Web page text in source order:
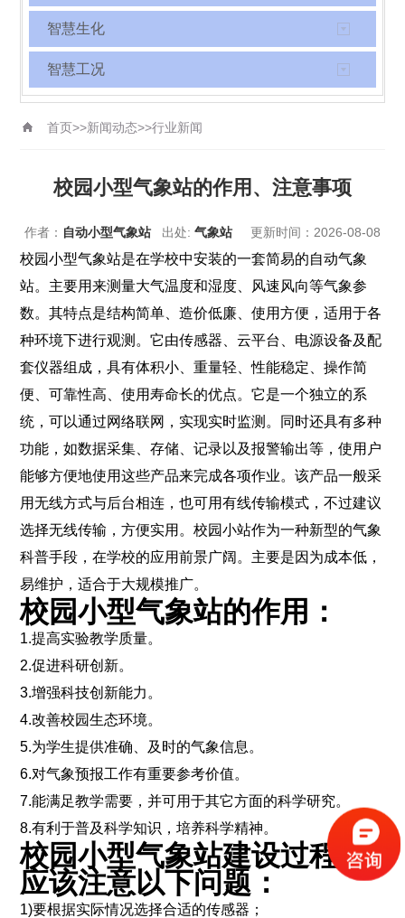
智慧生化
智慧工况
首页>>新闻动态>>行业新闻
校园小型气象站的作用、注意事项
作者： 自动小型气象站 出处: 气象站 更新时间：2026-08-08
校园小型气象站是在学校中安装的一套简易的自动气象
站。主要用来测量大气温度和湿度、风速风向等气象参
数。其特点是结构简单、造价低廉、使用方便，适用于各
种环境下进行观测。它由传感器、云平台、电源设备及配
套仪器组成，具有体积小、重量轻、性能稳定、操作简
便、可靠性高、使用寿命长的优点。它是一个独立的系
统，可以通过网络联网，实现实时监测。同时还具有多种
功能，如数据采集、存储、记录以及报警输出等，使用户
能够方便地使用这些产品来完成各项作业。该产品一般采
用无线方式与后台相连，也可用有线传输模式，不过建议
选择无线传输，方便实用。校园小站作为一种新型的气象
科普手段，在学校的应用前景广阔。主要是因为成本低，
易维护，适合于大规模推广。
校园小型气象站的作用：
1.提高实验教学质量。
2.促进科研创新。
3.增强科技创新能力。
4.改善校园生态环境。
5.为学生提供准确、及时的气象信息。
6.对气象预报工作有重要参考价值。
7.能满足教学需要，并可用于其它方面的科学研究。
8.有利于普及科学知识，培养科学精神。
校园小型气象站建设过程中
应该注意以下问题：
1)要根据实际情况选择合适的传感器；